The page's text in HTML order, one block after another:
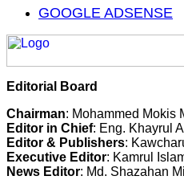
GOOGLE ADSENSE
Editorial Board
Chairman: Mohammed Mokis
Editor in Chief: Eng. Khayrul
Editor & Publishers:
Executive Editor: Kamrul
News Editor: Md. Shazahan